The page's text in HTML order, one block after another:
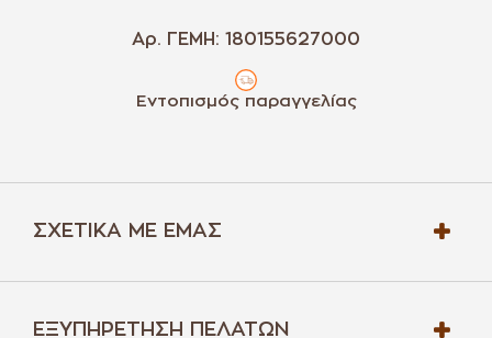
Αρ. ΓΕΜΗ: 180155627000
Εντοπισμός παραγγελίας
ΣΧΕΤΙΚΆ ΜΕ ΕΜΆΣ
ΕΞΥΠΗΡΈΤΗΣΗ ΠΕΛΑΤΏΝ